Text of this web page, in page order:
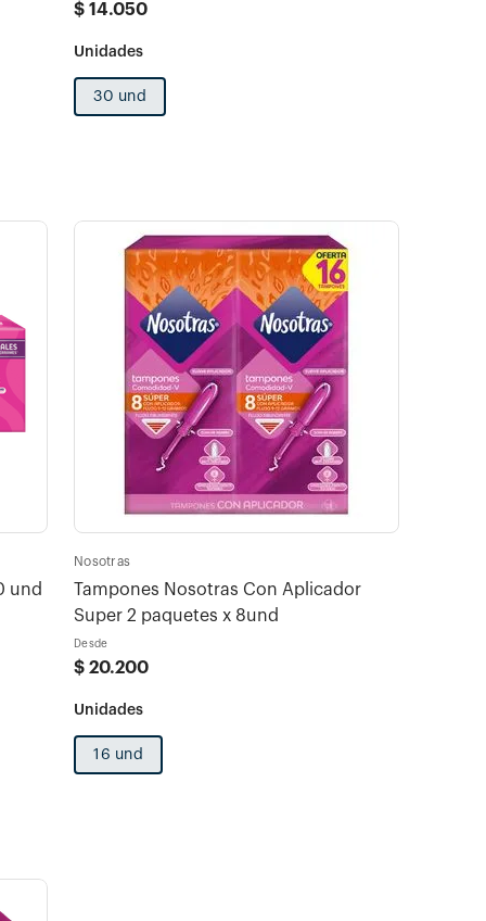
$ 14.050
30 und
und
Nosotras
Tampones Nosotras Con Aplicador
Super 2 paquetes x 8und
Desde
$ 20.200
16 und